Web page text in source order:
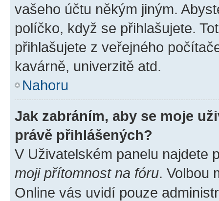
vašeho účtu někým jiným.
políčko, když se přihlašujete.
přihlašujete z veřejného
kavárně, univerzitě atd.
Nahoru
Jak zabráním, aby se moje
právě přihlášených?
V Uživatelském panelu najdete
moji přítomnost na fóru. Volbou
Online vás uvidí pouze